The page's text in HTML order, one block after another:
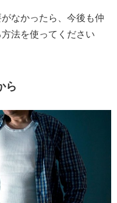
なかったら、今後も仲
法を使ってください
ら